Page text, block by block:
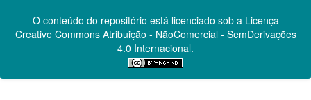
O conteúdo do repositório está licenciado sob a Licença
Creative CommonsAtribuição - NãoComercial - SemDerivações
4.0 Internacional.